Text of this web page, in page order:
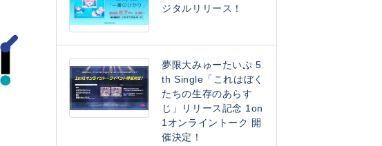
ジタルリリース！
夢限大みゅーたいぷ 5
th Single「これはぼく
たちの生存のあらす
じ」リリース記念 1on
1オンライントーク 開
催決定！